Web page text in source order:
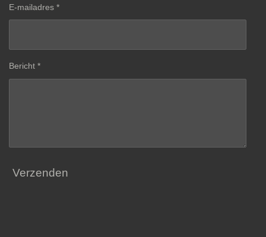
E-mailadres *
Bericht *
Verzenden